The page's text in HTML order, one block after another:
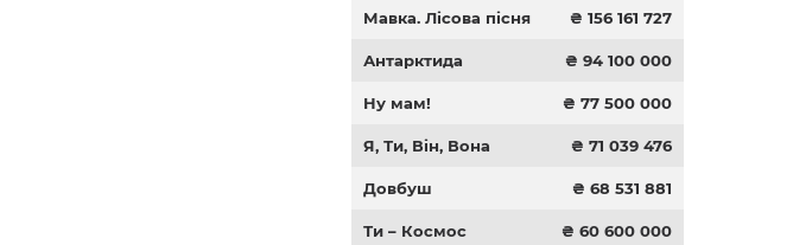
Мавка. Лісова пісня ₴ 156 161 727
Антарктида ₴ 94 100 000
Ну мам! ₴ 77 500 000
Я, Ти, Він, Вона ₴ 71 039 476
Довбуш ₴ 68 531 881
Ти – Космос ₴ 60 600 000